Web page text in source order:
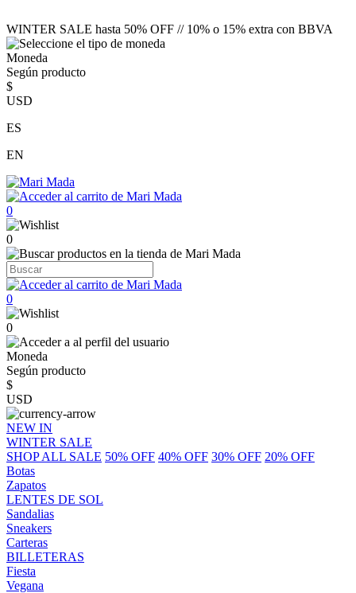
WINTER SALE hasta 50% OFF // 10% o 15% extra con BBVA
Moneda
Según producto
$
USD
ES
EN
0
0
0
0
Moneda
Según producto
$
USD
NEW IN
WINTER SALE
SHOP ALL SALE 50% OFF 40% OFF 30% OFF 20% OFF
Botas
Zapatos
LENTES DE SOL
Sandalias
Sneakers
Carteras
BILLETERAS
Fiesta
Vegana